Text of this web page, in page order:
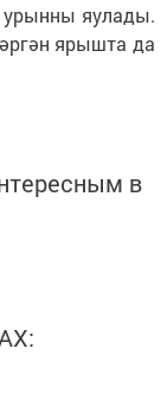
урынны яулады.
ярышта да
в